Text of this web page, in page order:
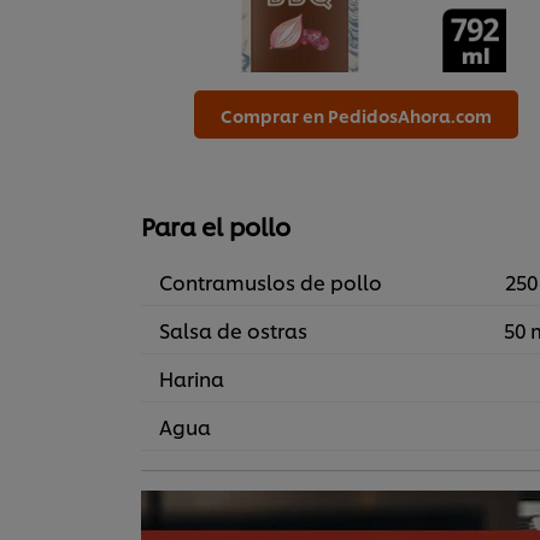
Comprar en PedidosAhora.com
Para el pollo
Contramuslos de pollo
Salsa de ostras
50
Harina
Agua